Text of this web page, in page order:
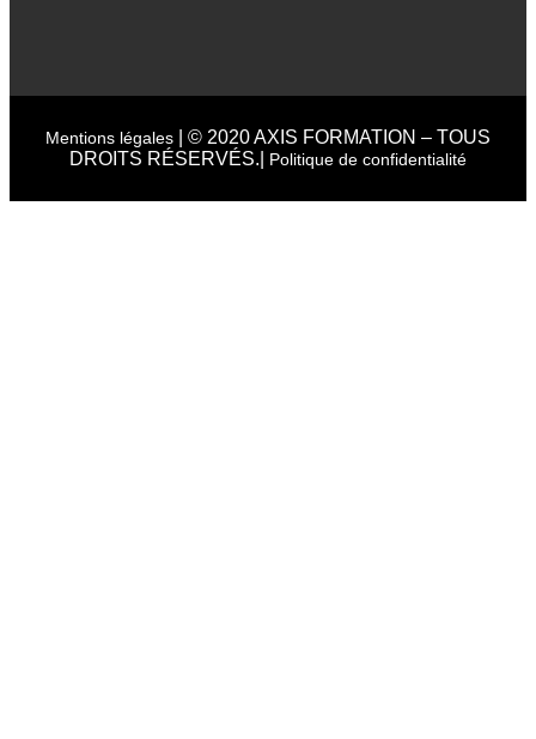
Mentions légales | © 2020 AXIS FORMATION – TOUS
DROITS RÉSERVÉS.| Politique de confidentialité